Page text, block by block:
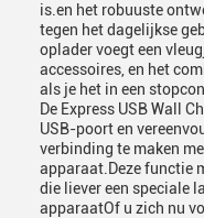
is.en het robuuste
tegen het dagelijkse
oplader voegt een
accessoires, en het
als je het in een
De Express USB Wall
USB-poort en
verbinding te maken
apparaat.Deze functie
die liever een speciale
apparaatOf u zich nu